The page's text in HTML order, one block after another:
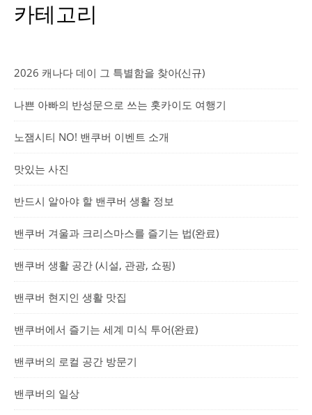
카테고리
2026 캐나다 데이 그 특별함을 찾아(신규)
나쁜 아빠의 반성문으로 쓰는 홋카이도 여행기
노잼시티 NO! 밴쿠버 이벤트 소개
맛있는 사진
반드시 알아야 할 밴쿠버 생활 정보
밴쿠버 겨울과 크리스마스를 즐기는 법(완료)
밴쿠버 생활 공간 (시설, 관광, 쇼핑)
밴쿠버 현지인 생활 맛집
밴쿠버에서 즐기는 세계 미식 투어(완료)
밴쿠버의 로컬 공간 방문기
밴쿠버의 일상